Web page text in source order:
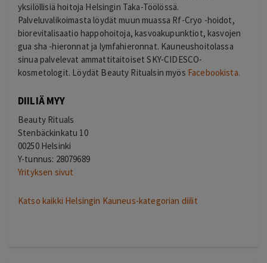
yksilöllisiä hoitoja Helsingin Taka-Töölössä.
Palveluvalikoimasta löydät muun muassa Rf-Cryo -hoidot,
biorevitalisaatio happohoitoja, kasvoakupunktiot, kasvojen
gua sha -hieronnat ja lymfahieronnat. Kauneushoitolassa
sinua palvelevat ammattitaitoiset SKY-CIDESCO-
kosmetologit. Löydät Beauty Ritualsin myös Facebookista.
DIILIÄ MYY
Beauty Rituals
Stenbäckinkatu 10
00250 Helsinki
Y-tunnus: 28079689
Yrityksen sivut
Katso kaikki Helsingin Kauneus-kategorian diilit